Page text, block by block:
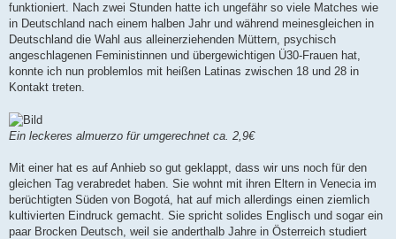
funktioniert. Nach zwei Stunden hatte ich ungefähr so viele Matches wie
in Deutschland nach einem halben Jahr und während meinesgleichen in
Deutschland die Wahl aus alleinerziehenden Müttern, psychisch
angeschlagenen Feministinnen und übergewichtigen Ü30-Frauen hat,
konnte ich nun problemlos mit heißen Latinas zwischen 18 und 28 in
Kontakt treten.
Ein leckeres almuerzo für umgerechnet ca. 2,9€
Mit einer hat es auf Anhieb so gut geklappt, dass wir uns noch für den
gleichen Tag verabredet haben. Sie wohnt mit ihren Eltern in Venecia im
berüchtigten Süden von Bogotá, hat auf mich allerdings einen ziemlich
kultivierten Eindruck gemacht. Sie spricht solides Englisch und sogar ein
paar Brocken Deutsch, weil sie anderthalb Jahre in Österreich studiert